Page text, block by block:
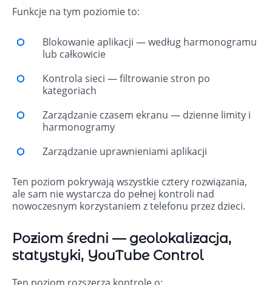
Funkcje na tym poziomie to:
Blokowanie aplikacji — według harmonogramu
lub całkowicie
Kontrola sieci — filtrowanie stron po
kategoriach
Zarządzanie czasem ekranu — dzienne limity i
harmonogramy
Zarządzanie uprawnieniami aplikacji
Ten poziom pokrywają wszystkie cztery rozwiązania,
ale sam nie wystarcza do pełnej kontroli nad
nowoczesnym korzystaniem z telefonu przez dzieci.
Poziom średni — geolokalizacja,
statystyki, YouTube Control